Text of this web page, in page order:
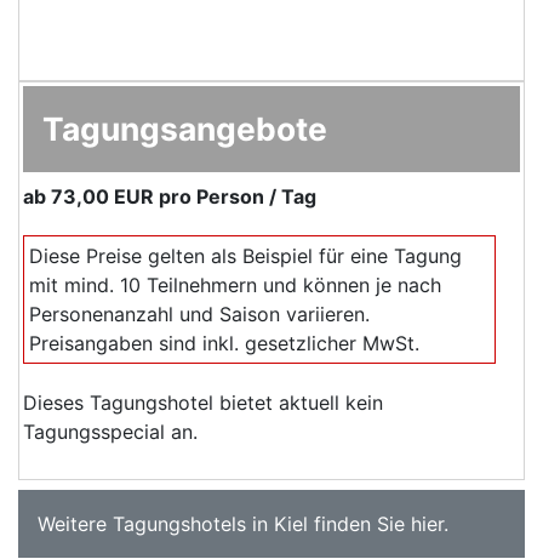
Tagungsangebote
ab 73,00 EUR pro Person / Tag
Diese Preise gelten als Beispiel für eine Tagung
mit mind. 10 Teilnehmern und können je nach
Personenanzahl und Saison variieren.
Preisangaben sind inkl. gesetzlicher MwSt.
Dieses Tagungshotel bietet aktuell kein
Tagungsspecial an.
Weitere Tagungshotels in Kiel finden Sie hier.